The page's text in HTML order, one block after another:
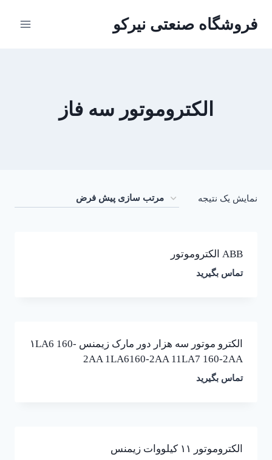
فروشگاه صنعتی نیرکو
الکتروموتور سه فاز
نمایش یک نتیجه
ABB الکتروموتور
تماس بگیرید
الکترو موتور سه هزار دور مارک زیمنس ۱LA6 160-
2AA 1LA6160-2AA 11LA7 160-2AA
تماس بگیرید
الکتروموتور ۱۱ کیلووات زیمنس